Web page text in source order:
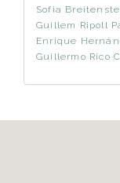
Sofia
Guillem Ripoll
Enrique
Guillermo Rico